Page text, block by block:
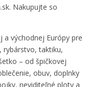
Nakupujte so
a východnej Európy pre
rybárstvo, taktiku,
– od špičkovej
obuv, doplnky
neviditeľné ploty a